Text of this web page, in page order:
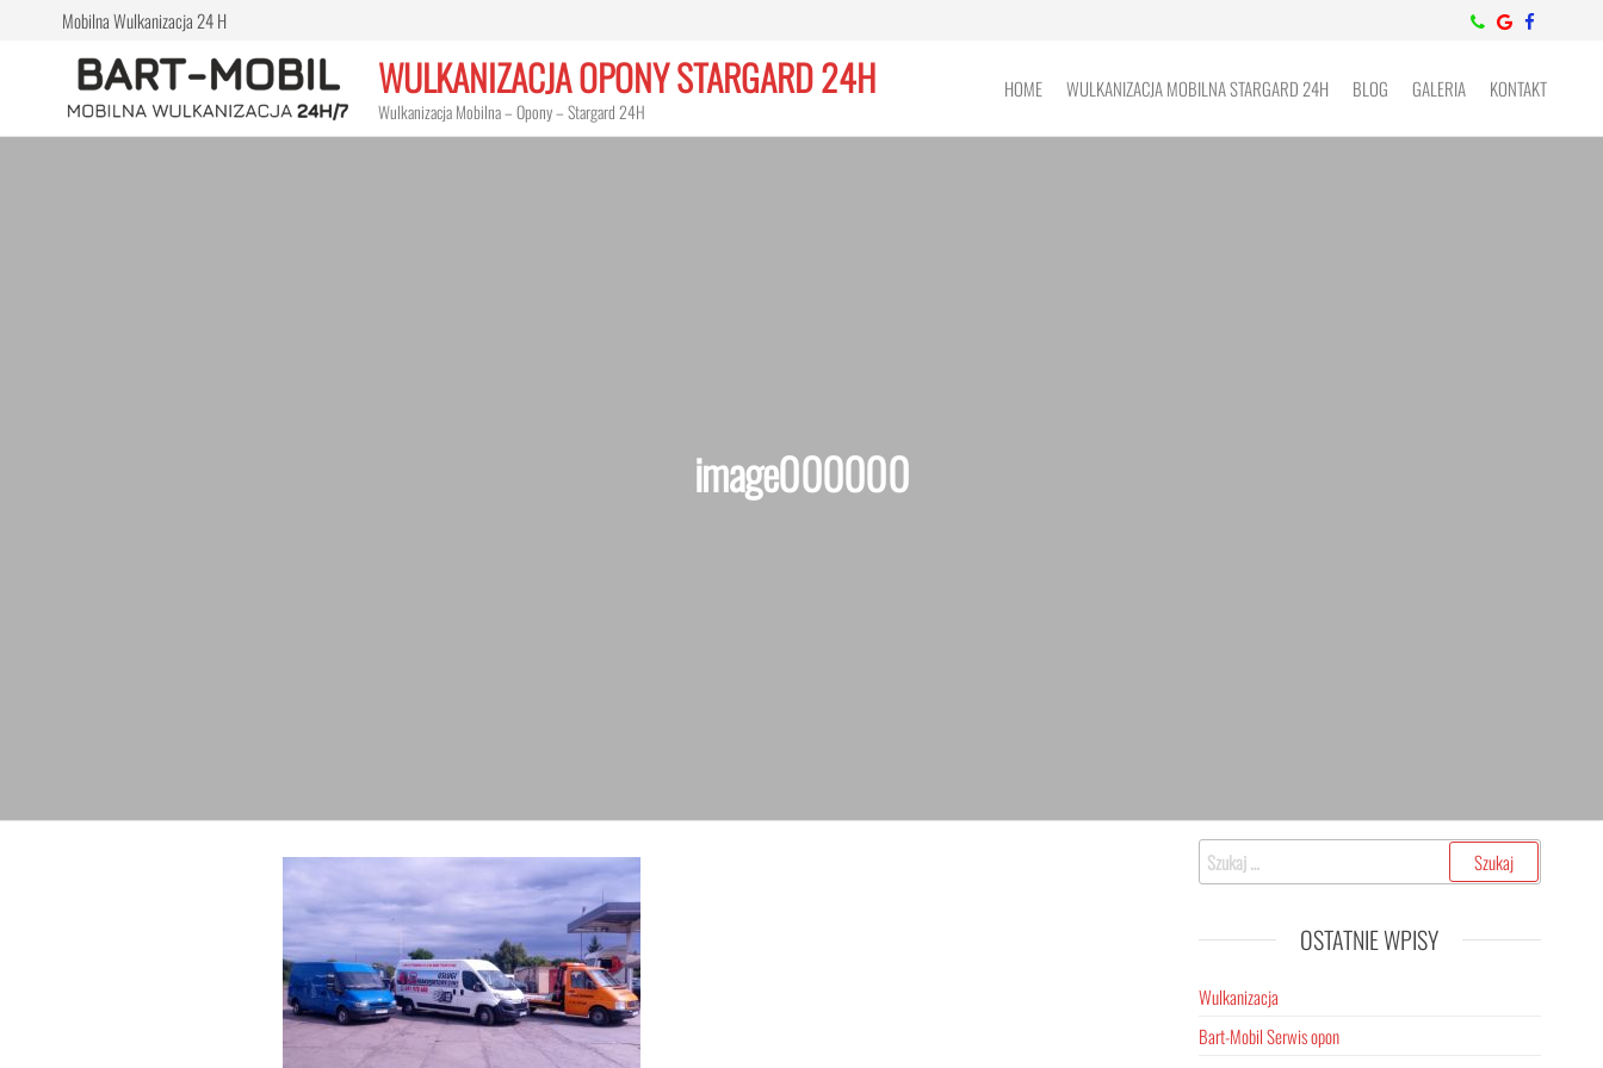
Mobilna Wulkanizacja 24 H
WULKANIZACJA OPONY STARGARD 24H
Wulkanizacja Mobilna – Opony – Stargard 24H
HOME WULKANIZACJA MOBILNA STARGARD 24H BLOG GALERIA KONTAKT
image000000
Szukaj:
OSTATNIE WPISY
Wulkanizacja
Bart-Mobil Serwis opon